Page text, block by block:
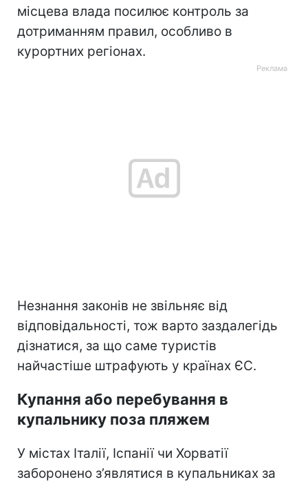
місцева влада посилює контроль за
дотриманням правил, особливо в
курортних регіонах.
Незнання законів не звільняє від
відповідальності, тож варто заздалегідь
дізнатися, за що саме туристів
найчастіше штрафують у країнах ЄС.
Купання або перебування в
купальнику поза пляжем
У містах Італії, Іспанії чи Хорватії
заборонено з’являтися в купальниках за